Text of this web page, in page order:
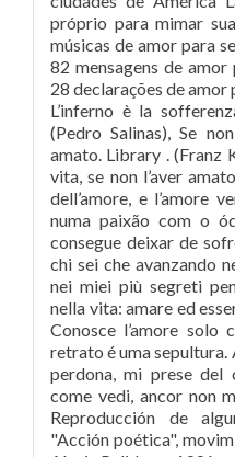
próprio para mimar
músicas de amor para
82 mensagens de amor
28 declarações de amor
L’inferno è la
(Pedro Salinas), Se
amato. Library . (Franz
vita, se non l’aver
dell’amore, e l’amore
numa paixão com o
consegue deixar de
chi sei che avanzando
nei miei più segreti
nella vita: amare ed
Conosce l’amore solo
retrato é uma sepultura.
perdona, mi prese del
come vedi, ancor non
Reproducción de
"Acción poética",